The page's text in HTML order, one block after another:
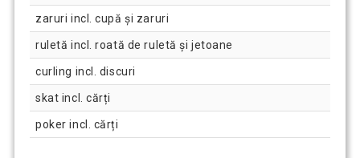
zaruri incl. cupă și zaruri
ruletă incl. roată de ruletă și jetoane
curling incl. discuri
skat incl. cărți
poker incl. cărți